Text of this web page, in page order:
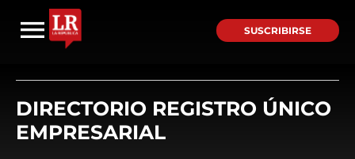
SUSCRIBIRSE
DIRECTORIO REGISTRO ÚNICO
EMPRESARIAL